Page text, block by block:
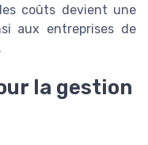
coûts devient une
aux entreprises de
la gestion